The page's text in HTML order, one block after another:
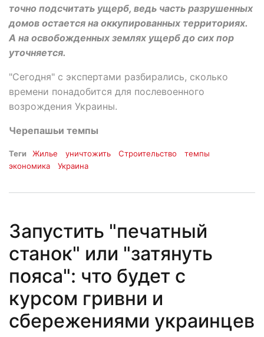
точно подсчитать ущерб, ведь часть разрушенных
домов остается на оккупированных территориях.
А на освобожденных землях ущерб до сих пор
уточняется.
"Сегодня" с экспертами разбирались, сколько
времени понадобится для послевоенного
возрождения Украины.
Черепашьи темпы
Теги Жилье уничтожить Строительство
темпы
экономика
Украина
Запустить "печатный
станок" или "затянуть
пояса": что будет с
курсом гривни и
сбережениями украинцев